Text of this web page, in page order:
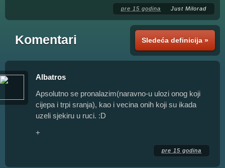
pre 15 godina Just Milorad
Sledeća definicija »
Komentari
Albatros
Apsolutno se pronalazim(naravno-u ulozi onog koji
cijepa i trpi sranja), kao i vecina onih koji su ikada
uzeli sjekiru u ruci. :D
+
pre 15 godina